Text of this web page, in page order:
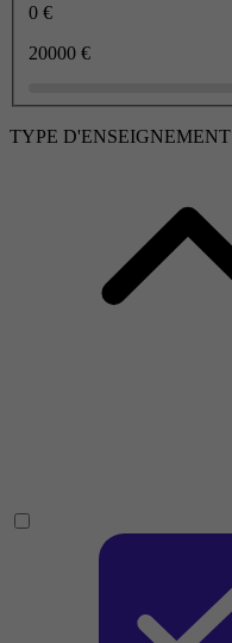
0 €
20000 €
TYPE D'ENSEIGNEMENT